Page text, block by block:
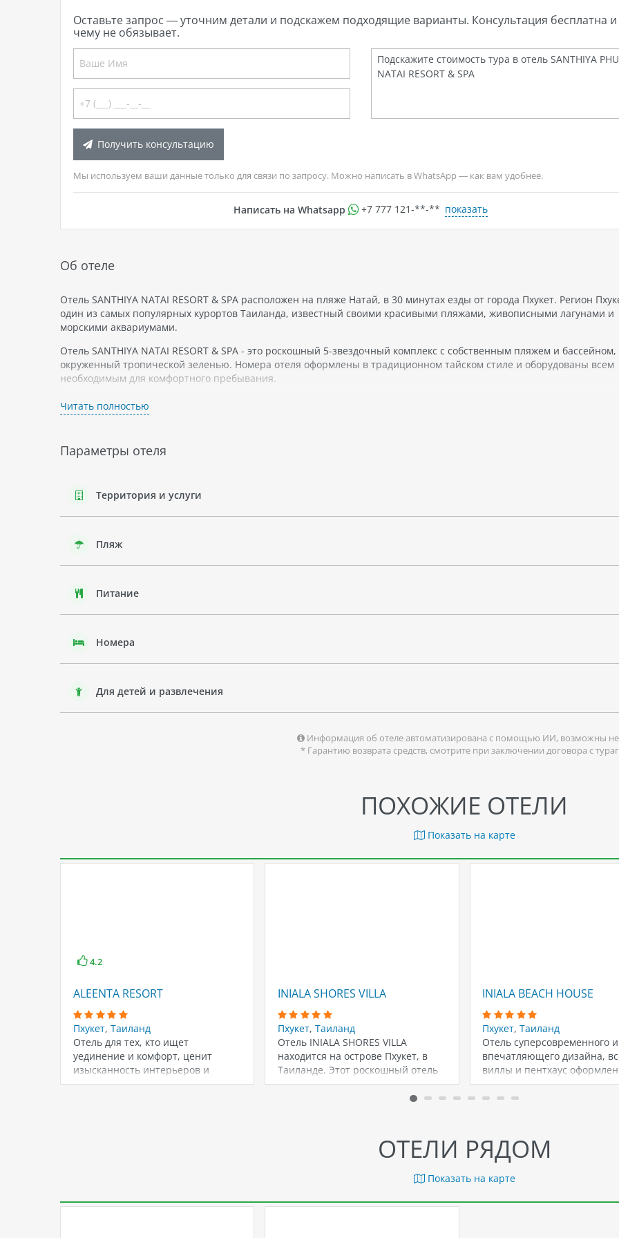
Оставьте запрос — уточним детали и подскажем подходящие варианты. Консультация бесплатна и
чему не обязывает.
Получить консультацию
Мы используем ваши данные только для связи по запросу. Можно написать в WhatsApp — как вам удобнее.
Написать на Whatsapp +7 777 121-**-** показать
Об отеле
Отель SANTHIYA NATAI RESORT & SPA расположен на пляже Натай, в 30 минутах езды от города Пхукет. Регион
один из самых популярных курортов Таиланда, известный своими красивыми пляжами, живописными лагунами и
морскими аквариумами.
Отель SANTHIYA NATAI RESORT & SPA - это роскошный 5-звездочный комплекс с собственным пляжем и бассейном,
окруженный тропической зеленью. Номера отеля оформлены в традиционном тайском стиле и оборудованы всем
необходимым для комфортного пребывания.
На территории отеля есть ресторан, где подают блюда тайской и международной кухни, а также спа-центр,
детская игровая комната. Гости могут заниматься различными видами спорта на воде или посетить экскурсии по
В регионе Пхукет можно увидеть разнообразную флору и фауну: обезьян, ящериц, птиц и растений. Также здесь
В целом, отель SANTHIYA NATAI RESORT & SPA - это идеальное место для отдыха на пляже в Таиланде с комфортом и
роскошью.
Читать полностью
Параметры отеля
Территория и услуги
Пляж
Питание
Номера
Для детей и развлечения
Информация об отеле автоматизирована с помощью ИИ, возможны
* Гарантию возврата средств, смотрите при заключении договора с
ресторане у бассейна. Можно также
экскурсионным бюро, чтобы
организовать поездки к различным
достопримечательностям.
ПОХОЖИЕ ОТЕЛИ
Показать на карте
4.2
ALEENTA RESORT
Пхукет, Таиланд
Отель для тех, кто ищет
уединение и комфорт, ценит
изысканность интерьеров и
высокий уровень сервиса.…
INIALA SHORES VILLA
Пхукет, Таиланд
Отель INIALA SHORES VILLA
находится на острове Пхукет, в
Таиланде. Этот роскошный отель
расположен в…
INIALA BEACH HOUSE
Пхукет, Таиланд
Отель суперсовременного и
впечатляющего дизайна,
виллы и пентхаус
уникальном стиле
дизайнерами…
ОТЕЛИ РЯДОМ
Показать на карте